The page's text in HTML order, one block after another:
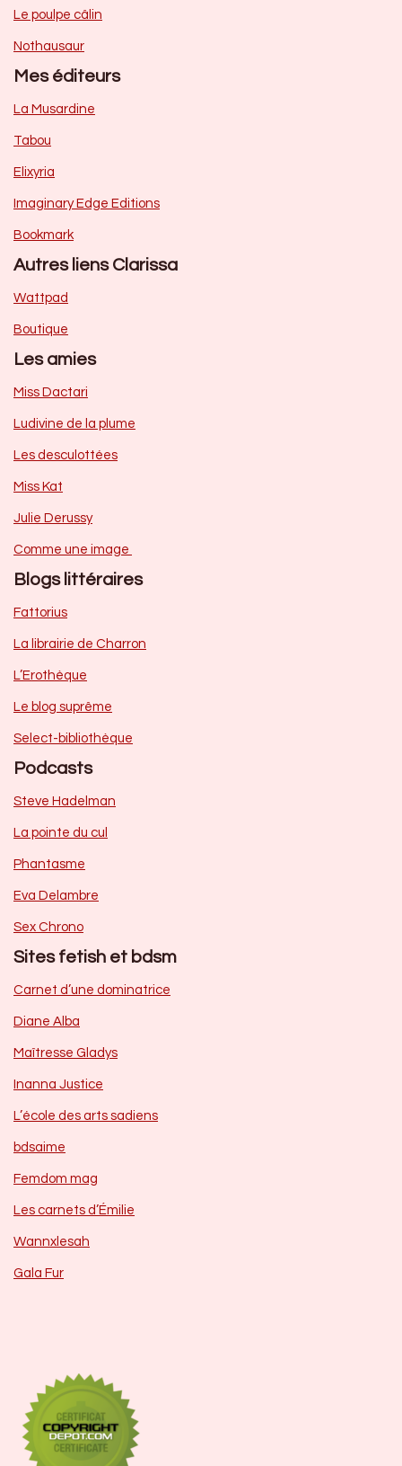
Le poulpe câlin
Nothausaur
Mes éditeurs
La Musardine
Tabou
Elixyria
Imaginary Edge Editions
Bookmark
Autres liens Clarissa
Wattpad
Boutique
Les amies
Miss Dactari
Ludivine de la plume
Les desculottées
Miss Kat
Julie Derussy
Comme une image
Blogs littéraires
Fattorius
La librairie de Charron
L’Erothèque
Le blog suprême
Select-bibliothèque
Podcasts
Steve Hadelman
La pointe du cul
Phantasme
Eva Delambre
Sex Chrono
Sites fetish et bdsm
Carnet d’une dominatrice
Diane Alba
Maîtresse Gladys
Inanna Justice
L’école des arts sadiens
bdsaime
Femdom mag
Les carnets d’Émilie
Wannxlesah
Gala Fur